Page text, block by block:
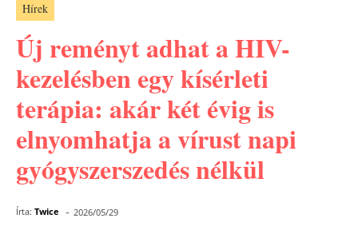
Hírek
Új reményt adhat a HIV-
kezelésben egy kísérleti
terápia: akár két évig is
elnyomhatja a vírust napi
gyógyszerszedés nélkül
Írta: Twice - 2026/05/29